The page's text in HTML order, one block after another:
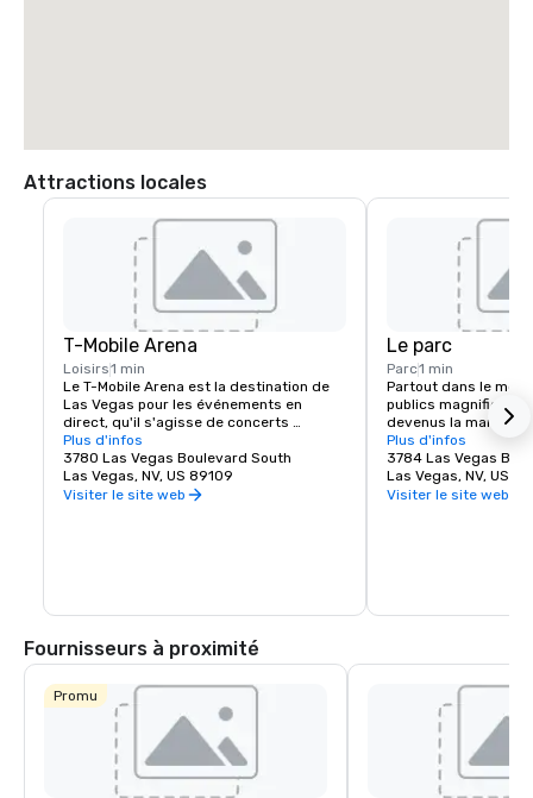
Attractions locales
T-Mobile Arena
Loisirs1 min
Le T-Mobile Arena est la destination de
Las Vegas pour les événements en
direct, qu'il s'agisse de concerts
exceptionnels ou d'événements sportifs
palpitants, il a établi une nouvelle norme
en matière de divertissement dans la
ville qui le fait le mieux. Le T-Mobile Arena
concerts de renom.
Plus d'infos
3780 Las Vegas Boulevard South
Las Vegas, NV, US 89109
Visiter le site web
Le parc
Parc1 min
Partout dans le
publics magnifiques
devenus la marque
belles villes et Las
exception. MGM
l'expérience
créant une
monde. Découvrez
Plus d'infos
3784 Las Vegas
Las Vegas, NV, US
Visiter le site web
Fournisseurs à proximité
Promu